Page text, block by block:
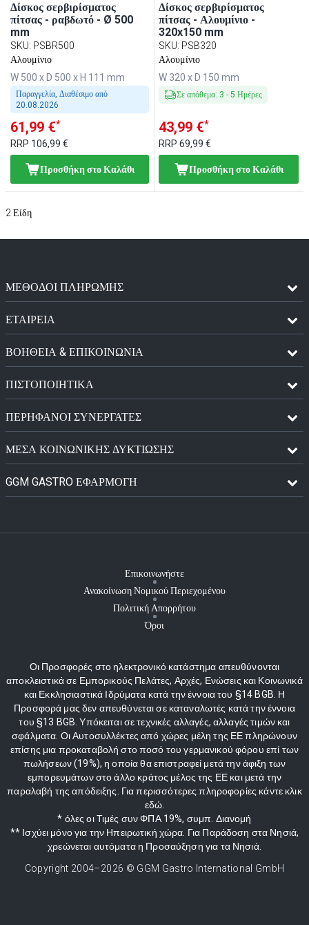
Δίσκος σερβιρίσματος
πίτσας - ραβδωτό - Ø 500
mm
SKU: PSBR500
Αλουμίνιο
W 500 x D 500 x H 111 mm
Παραγγελία, Διαθέσιμο από
20.08.2026
61,99 €*
RRP 106,99 €
Προσθήκη στο Καλάθι
Δίσκος σερβιρίσματος
πίτσας - Αλουμίνιο -
320x150 mm
SKU: PSB320
Αλουμίνιο
W 320 x D 150 mm
Σε απόθεμα: 3 -5 Ημέρες
43,99 €*
RRP69,99 €
Προσθήκη στο Καλάθι
2 Είδη
ΜΈΘΟΔΟΙ ΠΛΗΡΩΜΉΣ
ΕΤΑΙΡΕΙΑ
ΒΟΗΘΕΙΑ & ΕΠΙΚΟΙΝΩΝΙΑ
ΠΙΣΤΟΠΟΙΗΤΙΚΆ
ΠΕΡΉΦΑΝΟΙ ΣΥΝΕΡΓΆΤΕΣ
ΜΈΣΑ ΚΟΙΝΩΝΙΚΉΣ ΔΥΚΤΊΩΣΗΣ
GGM GASTRO ΕΦΑΡΜΟΓΉ
Επικοινωνήστε
Ανακοίνωση Νομικού Περιεχομένου
Πολιτική Απορρήτου
Όροι
Οι Προσφορές στο ηλεκτρονικό κατάστημα απευθύνονται
αποκλειστικά σε Εμπορικούς Πελάτες, Αρχές, Ενώσεις και Κοινωνικά
και Εκκλησιαστικά Ιδρύματα κατά την έννοια του §14 BGB. Η
Προσφορά μας δεν απευθύνεται σε καταναλωτές κατά την έννοια
του §13 BGB. Υπόκειται σε τεχνικές αλλαγές, αλλαγές τιμών και
σφάλματα. Οι Αυτοσυλλέκτες από χώρες μέλη της ΕΕ πληρώνουν
επίσης μια προκαταβολή στο ποσό του γερμανικού φόρου επί των
πωλήσεων (19%), η οποία θα επιστραφεί μετά την άφιξη των
εμπορευμάτων στο άλλο κράτος μέλος της ΕΕ και μετά την
παραλαβή της απόδειξης. Για περισσότερες πληροφορίες κάντε κλικ
εδώ.
* όλες οι Τιμές συν ΦΠΑ 19%, συμπ. Διανομή
** Ισχύει μόνο για την Ηπειρωτική χώρα. Για Παράδοση στα Νησιά,
χρεώνεται αυτόματα η Προσαύξηση για τα Νησιά.
Copyright 2004–2026 © GGM Gastro International GmbH